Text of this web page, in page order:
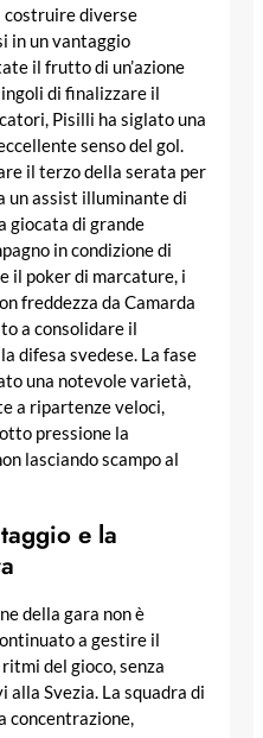
costruire diverse
in un vantaggio
il frutto di un’azione
di finalizzare il
Pisilli ha siglato una
senso del gol.
il terzo della serata per
un assist illuminante di
giocata di grande
in condizione di
il poker di marcature, i
freddezza da Camarda
a consolidare il
difesa svedese. La fase
una notevole varietà,
a ripartenze veloci,
pressione la
lasciando scampo al
e la
della gara non è
a gestire il
del gioco, senza
Svezia. La squadra di
concentrazione,